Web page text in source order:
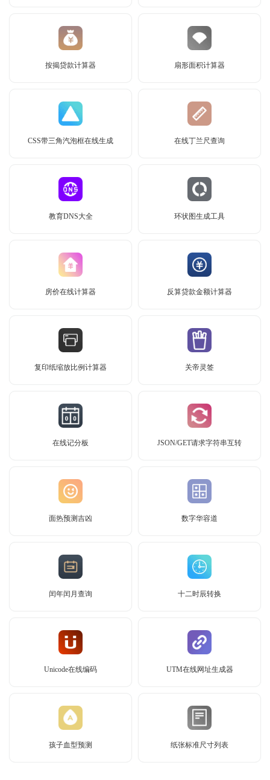
按揭贷款计算器 扇形面积计算器
CSS带三角汽泡框在线生成 在线丁兰尺查询
教育DNS大全 环状图生成工具
房价在线计算器 反算贷款金额计算器
复印纸缩放比例计算器 关帝灵签
在线记分板 JSON/GET请求字符串互转
面热预测吉凶 数字华容道
闰年闰月查询 十二时辰转换
Unicode在线编码 UTM在线网址生成器
孩子血型预测 纸张标准尺寸列表